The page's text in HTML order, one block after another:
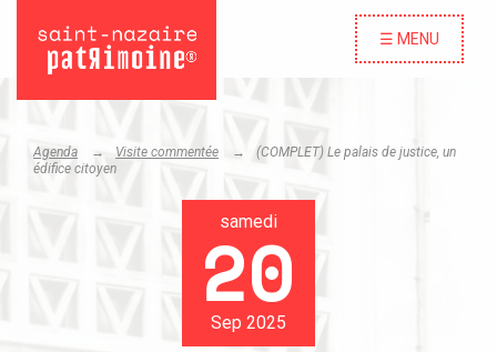
☰ MENU
Agenda Visite commentée
(COMPLET) Le palais de justice, un
édifice citoyen
samedi
20
Sep 2025